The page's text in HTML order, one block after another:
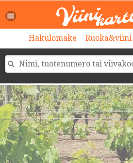
Hakulomake Ruoka&viini